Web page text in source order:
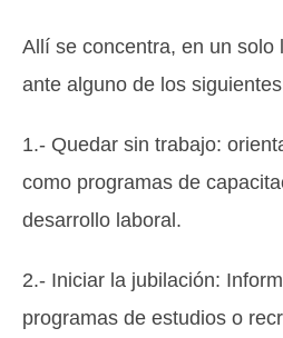
Allí se concentra, en un solo
ante alguno de los
1.- Quedar sin trabajo:
como programas de
desarrollo laboral.
2.- Iniciar la jubilación:
programas de estudios o